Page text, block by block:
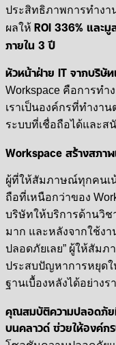
ประสิทธิภาพการทำงา
ผลให้ ROI 336% และ
ภายใน 3 ปี
หัวหน้าฝ่าย IT จากบริษัท
Workspace คือการทำ
เราเป็นองค์กรที่ทำงา
ระบบที่เชื่อถือได้และส
Workspace สร้างสภา
ผู้ที่ให้สัมภาษณ์ทุกคนเ
ถือที่เหนือกว่าของ
บริษัทให้บริการด้านวิช
มาก และหลังจากใช้ง
ปลอดภัยเลย” ผู้ให้สัมภ
ประสบปัญหาการหยุดใ
ฐานเบื้องหลังได้อย่างร
คุณสมบัติความปลอดภัย
บนคลาวด์ ช่วยให้องค์ก